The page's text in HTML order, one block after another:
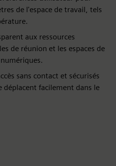
de l'espace de travail, tels
aux ressources
de réunion et les espaces de
sans contact et sécurisés
déplacent facilement dans le